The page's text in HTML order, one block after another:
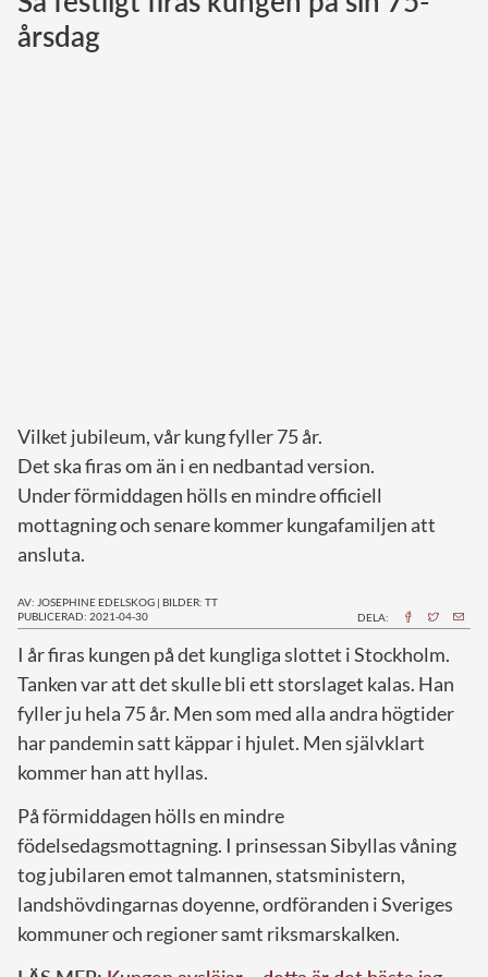
årsdag
Vilket jubileum, vår kung fyller 75 år.
Det ska firas om än i en nedbantad version.
Under förmiddagen hölls en mindre officiell
mottagning och senare kommer kungafamiljen att
ansluta.
AV: JOSEPHINE EDELSKOG | BILDER: TT
PUBLICERAD: 2021-04-30
DELA:
I år firas kungen på det kungliga slottet i Stockholm.
Tanken var att det skulle bli ett storslaget kalas. Han
fyller ju hela 75 år. Men som med alla andra högtider
har pandemin satt käppar i hjulet. Men självklart
kommer han att hyllas.
På förmiddagen hölls en mindre
födelsedagsmottagning. I prinsessan Sibyllas våning
tog jubilaren emot talmannen, statsministern,
landshövdingarnas doyenne, ordföranden i Sveriges
kommuner och regioner samt riksmarskalken.